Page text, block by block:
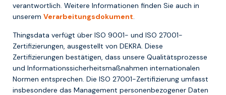
verantwortlich. Weitere Informationen finden Sie auch in
unserem Verarbeitungsdokument.
Thingsdata verfügt über ISO 9001- und ISO 27001-
Zertifizierungen, ausgestellt von DEKRA. Diese
Zertifizierungen bestätigen, dass unsere Qualitätsprozesse
und Informationssicherheitsmaßnahmen internationalen
Normen entsprechen. Die ISO 27001-Zertifizierung umfasst
insbesondere das Management personenbezogener Daten